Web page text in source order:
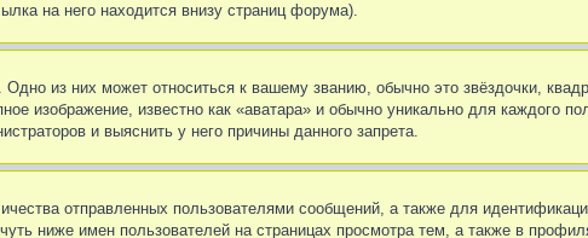
на него находится внизу страниц форума).
из них может относиться к вашему званию, обычно это звёздочки,
изображение, известно как «аватара» и обычно уникально для каждого
и выяснить у него причины данного запрета.
отправленных пользователями сообщений, а также для
ниже имен пользователей на страницах просмотра тем, а также в